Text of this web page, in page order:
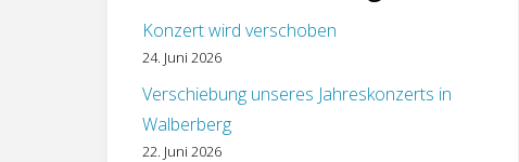
Konzert wird verschoben
24. Juni 2026
Verschiebung unseres Jahreskonzerts in
Walberberg
22. Juni 2026